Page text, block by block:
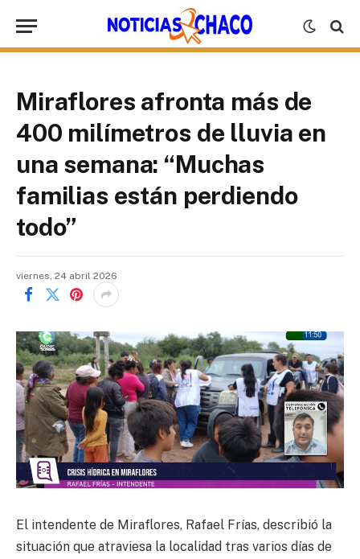
Miraflores afronta más de
400 milímetros de lluvia en
una semana: “Muchas
familias están perdiendo
todo”
viernes, 24 abril 2026
El intendente de Miraflores, Rafael Frías, describió la
situación que atraviesa la localidad tras varios días de